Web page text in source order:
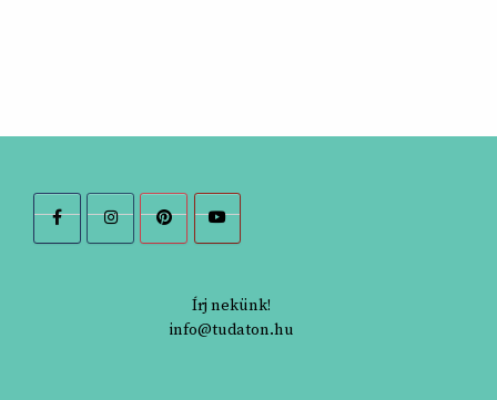
Írj nekünk!
info@tudaton.hu